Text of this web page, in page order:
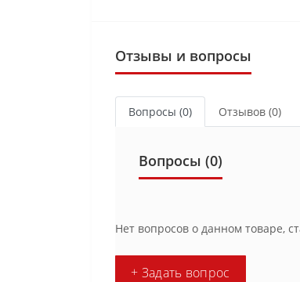
Отзывы и вопросы
Вопросы (0) Отзывов (0)
Вопросы (0)
Нет вопросов о данном товаре,
+ Задать вопрос